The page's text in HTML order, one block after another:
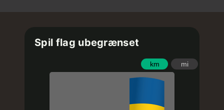
Spil flag ubegrænset
km mi